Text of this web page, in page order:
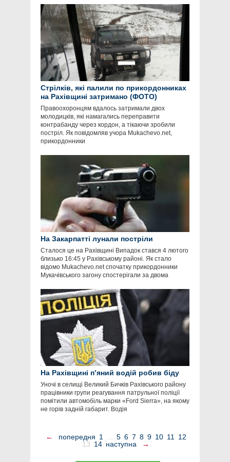
Стрілків, які палили по прикордонниках
на Рахівщині затримано (ФОТО)
Правоохоронцям вдалось затримали двох
молодицків, які намагались переправити
контрабанду через кордон, а тікаючи зробили
постріл. Як повідомляв учора Mukachevo.net,
прикордонники
На Закарпатті лунали постріли
Сталося це на Рахівщині Випадок стався 4 лютого
близько 16:45 у Рахівському районі. Як стало
відомо Mukachevo.net спочатку прикордонники
Мукачівського загону спостерігали за двома
На Рахівщині п’яний водій робив біду
Уночі в селищі Великий Бичків Рахівського району
працівники групи реагування патрульної поліції
помітили автомобіль марки «Fоrd Sіerrа», на якому
не горів задній габарит. Водія
← попередня 1 5 6 7 8 9 10 11
12
13 14 наступна →